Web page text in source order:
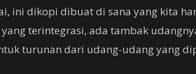
ini dikopi dibuat di sana yang kita
terintegrasi, ada tambak
turunan dari udang-udang yang